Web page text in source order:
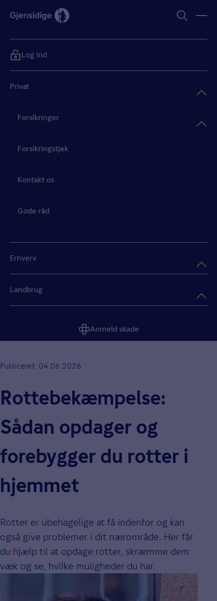
Privat
Forsikringer
Forsikringstjek
Kontakt os
Gode råd
Erhverv
Landbrug
Anmeld skade
Log ind
Publiceret: 04.06.2026
Rottebekæmpelse:
Sådan opdager og
forebygger du rotter i
hjemmet
Rotter er ubehagelige at få indenfor og kan
også give problemer i dit nærområde. Her får
du hjælp til at opdage rotter, skræmme dem
væk og se, hvilke muligheder du har.